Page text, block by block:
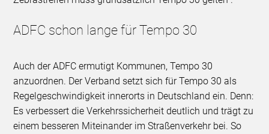
ADFC schon lange für Tempo 30
Auch der ADFC ermutigt Kommunen, Tempo 30
anzuordnen. Der Verband setzt sich für Tempo 30 als
Regelgeschwindigkeit innerorts in Deutschland ein. Denn:
Es verbessert die Verkehrssicherheit deutlich und trägt zu
einem besseren Miteinander im Straßenverkehr bei. So